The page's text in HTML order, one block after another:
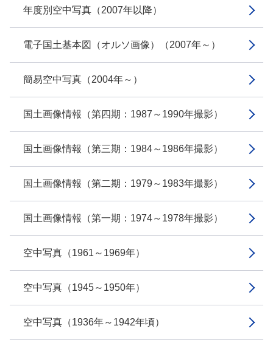
年度別空中写真（2007年以降）
電子国土基本図（オルソ画像）（2007年～）
簡易空中写真（2004年～）
国土画像情報（第四期：1987～1990年撮影）
国土画像情報（第三期：1984～1986年撮影）
国土画像情報（第二期：1979～1983年撮影）
国土画像情報（第一期：1974～1978年撮影）
空中写真（1961～1969年）
空中写真（1945～1950年）
空中写真（1936年～1942年頃）